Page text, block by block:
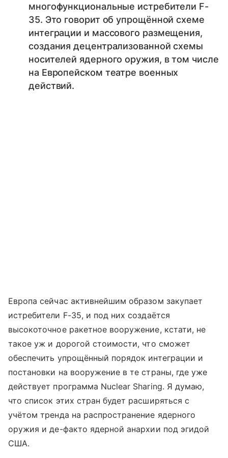
многофункциональные истребители F-
35. Это говорит об упрощённой схеме
интеграции и массового размещения,
создания децентрализованной схемы
носителей ядерного оружия, в том числе
на Европейском театре военных
действий.
Европа сейчас активнейшим образом закупает
истребители F-35, и под них создаётся
высокоточное ракетное вооружение, кстати, не
такое уж и дорогой стоимости, что сможет
обеспечить упрощённый порядок интеграции и
постановки на вооружение в те страны, где уже
действует программа Nuclear Sharing. Я думаю,
что список этих стран будет расширяться с
учётом тренда на распространение ядерного
оружия и де-факто ядерной анархии под эгидой
США.